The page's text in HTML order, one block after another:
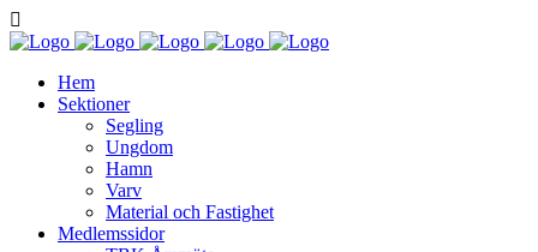
Hem
Sektioner
Segling
Ungdom
Hamn
Varv
Material och Fastighet
Medlemssidor